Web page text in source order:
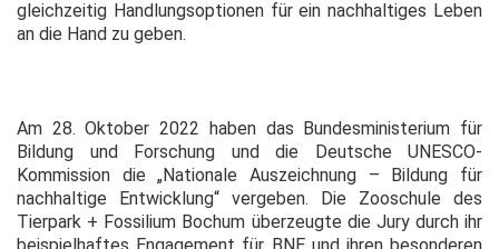
gleichzeitig Handlungsoptionen für ein nachhaltiges Leben
an die Hand zu geben.
Am 28. Oktober 2022 haben das Bundesministerium für
Bildung und Forschung und die Deutsche UNESCO-
Kommission die „Nationale Auszeichnung – Bildung für
nachhaltige Entwicklung“ vergeben. Die Zooschule des
Tierpark + Fossilium Bochum überzeugte die Jury durch ihr
beispielhaftes Engagement für BNE und ihren besonderen